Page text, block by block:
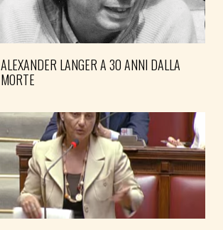
ALEXANDER LANGER A 30 ANNI DALLA
MORTE